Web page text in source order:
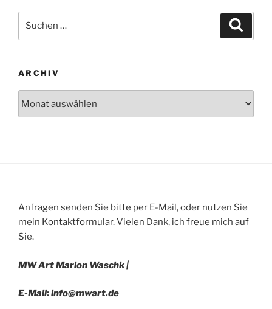
nach:
ARCHIV
Anfragen senden Sie bitte per E-Mail, oder nutzen Sie
mein Kontaktformular. Vielen Dank, ich freue mich auf
Sie.
MW Art Marion Waschk |
E-Mail: info@mwart.de